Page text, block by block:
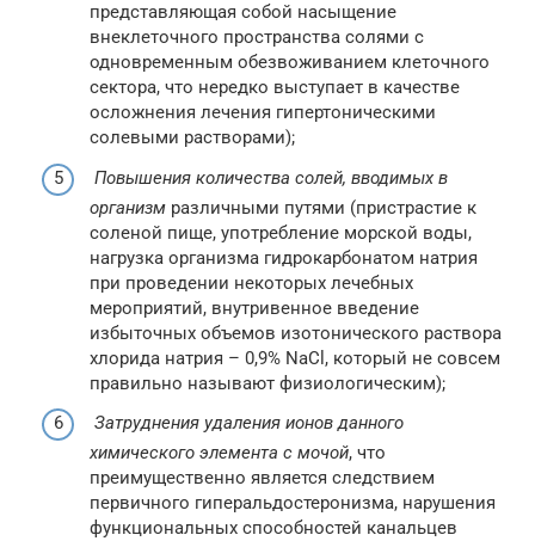
представляющая собой насыщение
внеклеточного пространства солями с
одновременным обезвоживанием клеточного
сектора, что нередко выступает в качестве
осложнения лечения гипертоническими
солевыми растворами);
Повышения количества солей, вводимых в
организм различными путями (пристрастие к
соленой пище, употребление морской воды,
нагрузка организма гидрокарбонатом натрия
при проведении некоторых лечебных
мероприятий, внутривенное введение
избыточных объемов изотонического раствора
хлорида натрия – 0,9% NaCl, который не совсем
правильно называют физиологическим);
Затруднения удаления ионов данного
химического элемента с мочой, что
преимущественно является следствием
первичного гиперальдостеронизма, нарушения
функциональных способностей канальцев